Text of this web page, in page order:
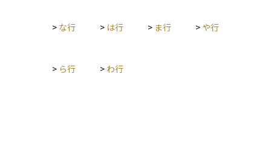
> な行 > は行 > ま行 > や行
> ら行 > わ行